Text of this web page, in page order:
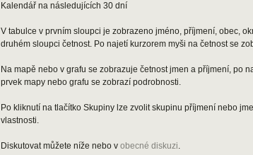
Kalendář na následujících 30 dní
V tabulce v prvním sloupci je zobrazeno jméno, příjmení, obec,
druhém sloupci četnost. Po najetí kurzorem myši na četnost se
Na mapě nebo v grafu se zobrazuje četnost jmen a příjmení, po
prvek mapy nebo grafu se zobrazí podrobnosti.
Po kliknutí na tlačítko Skupiny lze zvolit skupinu příjmení nebo
vlastnosti.
Diskutovat můžete níže nebo v obecné diskuzi.